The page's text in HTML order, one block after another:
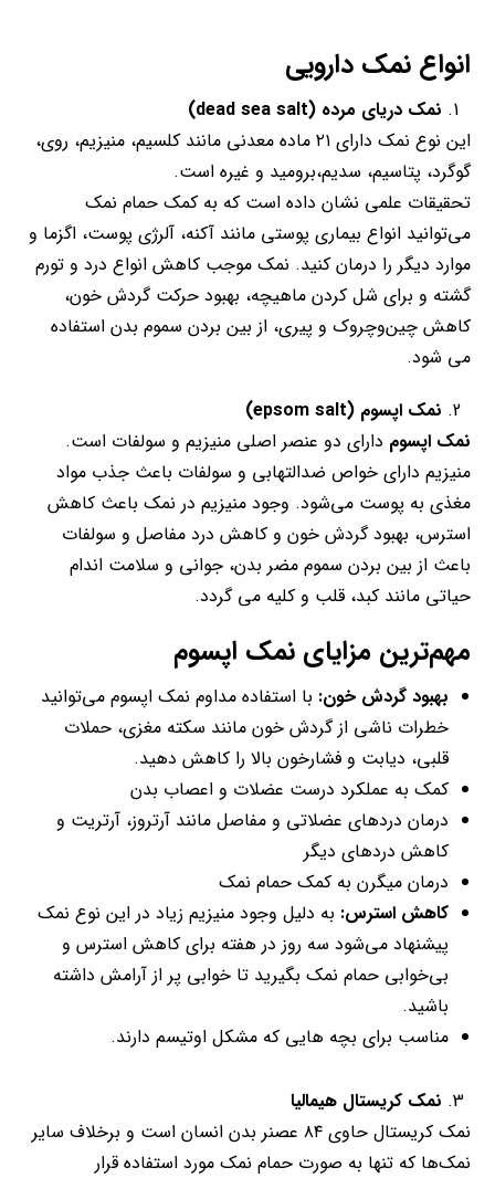
انواع نمک دارویی
نمک دریای مرده (dead sea salt)
این نوع نمک دارای ۲۱ ماده معدنی مانند کلسیم، منیزیم، روی،
گوگرد، پتاسیم، سدیم،برومید و غیره است.
تحقیقات علمی نشان داده است که به کمک حمام نمک
می‌توانید انواع بیماری پوستی مانند آکنه، آلرژی پوست، اگزما و
موارد دیگر را درمان کنید. نمک موجب کاهش انواع درد و تورم
گشته و برای شل کردن ماهیچه، بهبود حرکت گردش خون،
کاهش چین‌و‌چروک و پیری، از بین بردن سموم بدن استفاده
می شود.
نمک اپسوم (epsom salt)
نمک اپسوم دارای دو عنصر اصلی منیزیم و سولفات است.
منیزیم دارای خواص ضدالتهابی و سولفات باعث جذب مواد
مغذی به پوست می‌شود. وجود منیزیم در نمک باعث کاهش
استرس، بهبود گردش خون و کاهش درد مفاصل و سولفات
باعث از بین بردن سموم مضر بدن، جوانی و سلامت اندام
حیاتی مانند کبد، قلب و کلیه می گردد.
مهم‌ترین مزایای نمک اپسوم
بهبود گردش خون: با استفاده مداوم نمک اپسوم می‌توانید
خطرات ناشی از گردش خون مانند سکته مغزی، حملات
قلبی، دیابت و فشارخون بالا را کاهش دهید.
کمک به عملکرد درست عضلات و اعصاب بدن
درمان درد‌های عضلاتی و مفاصل مانند آرتروز، آرتریت و
کاهش درد‌های دیگر
درمان میگرن به کمک حمام نمک
کاهش استرس: به دلیل وجود منیزیم زیاد در این نوع نمک
پیشنهاد می‌شود سه روز در هفته برای کاهش استرس و
بی‌خوابی حمام نمک بگیرید تا خوابی پر از آرامش داشته
باشید.
مناسب برای بچه هایی که مشکل اوتیسم دارند.
نمک کریستال هیمالیا
نمک کریستال حاوی ۸۴ عصنر بدن انسان است و برخلاف سایر
نمک‌ها که تنها به صورت حمام نمک مورد استفاده قرار